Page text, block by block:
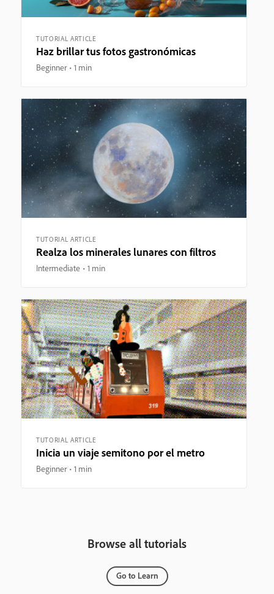
TUTORIAL ARTICLE
Haz brillar tus fotos gastronómicas
Beginner 1 min
TUTORIAL ARTICLE
Realza los minerales lunares con filtros
Intermediate 1 min
TUTORIAL ARTICLE
Inicia un viaje semitono por el metro
Beginner 1 min
Browse all tutorials
Go to Learn